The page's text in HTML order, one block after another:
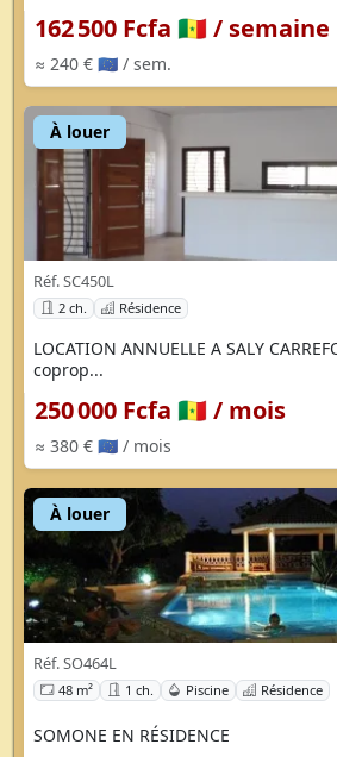
162 500 Fcfa 🇸🇳 / semaine
≈ 240 € 🇪🇺 / sem.
À louer
Réf. SC450L
2 ch. Résidence
LOCATION ANNUELLE A SALY
coprop...
250 000 Fcfa 🇸🇳 / mois
≈ 380 € 🇪🇺 / mois
À louer
Réf. SO464L
48 m² 1 ch. Piscine Résidence
SOMONE EN RÉSIDENCE